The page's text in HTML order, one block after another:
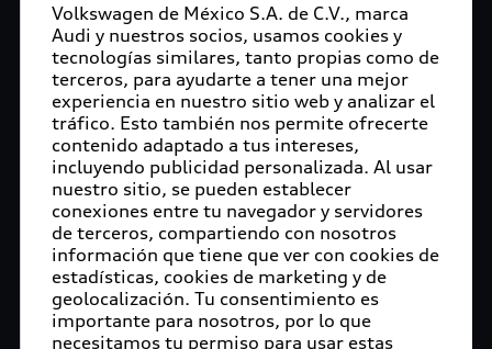
Ingolstadt, 12 de noviembre de 2018. Ocho
equipos universitarios se enfrentarán en la Copa
Audi de Conducción Autónoma 2018, que tiene
lugar del 12 al 14 de noviembre para presentar el
mejor auto a escala con conducción
automatizada. Por primera vez, los participantes
tienen acceso al material digital de mapas de alta
definición de todo el recorrido. El museo del Audi
Forum en Ingolstadt será sede de la competencia
para jóvenes talentos por cuarta ocasión.
Volkswagen de México S.A. de C.V., marca
Audi y nuestros socios, usamos cookies y
tecnologías similares, tanto propias como de
terceros, para ayudarte a tener una mejor
experiencia en nuestro sitio web y analizar el
tráfico. Esto también nos permite ofrecerte
contenido adaptado a tus intereses,
incluyendo publicidad personalizada. Al usar
nuestro sitio, se pueden establecer
conexiones entre tu navegador y servidores
de terceros, compartiendo con nosotros
información que tiene que ver con cookies de
estadísticas, cookies de marketing y de
geolocalización. Tu consentimiento es
importante para nosotros, por lo que
necesitamos tu permiso para usar estas